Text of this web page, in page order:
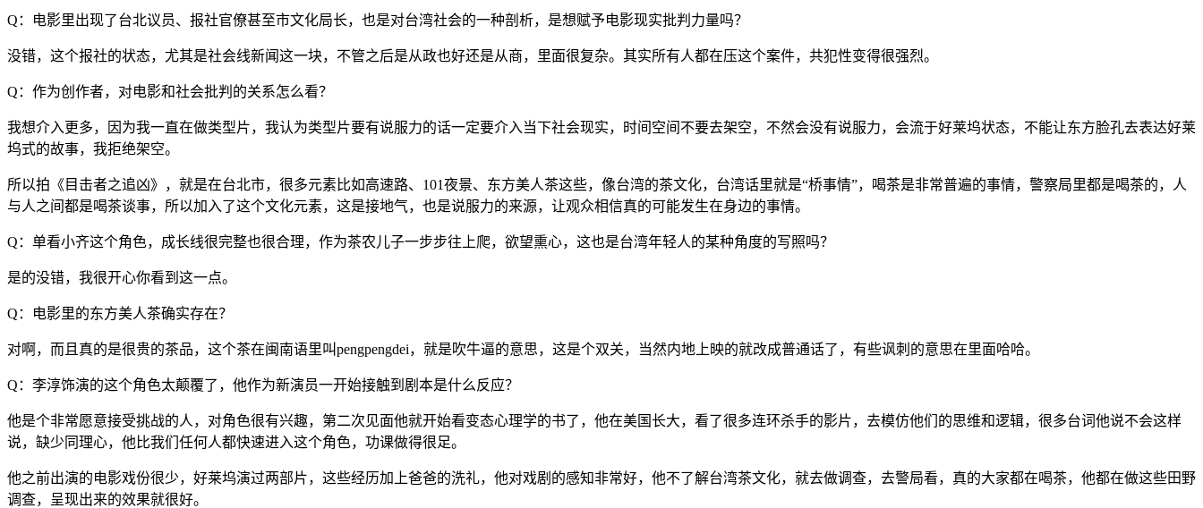
Q：电影里出现了台北议员、报社官僚甚至市文化局长，也是对台湾社会的一种剖析，是想赋予电影现实批判力量吗？
没错，这个报社的状态，尤其是社会线新闻这一块，不管之后是从政也好还是从商，里面很复杂。其实所有人都在压这个案件，共犯性变得很强烈。
Q：作为创作者，对电影和社会批判的关系怎么看？
我想介入更多，因为我一直在做类型片，我认为类型片要有说服力的话一定要介入当下社会现实，时间空间不要去架空，不然会没有说服力，会流于好莱坞状态，不能让东方脸孔去表达好莱
坞式的故事，我拒绝架空。
所以拍《目击者之追凶》，就是在台北市，很多元素比如高速路、101夜景、东方美人茶这些，像台湾的茶文化，台湾话里就是“桥事情”，喝茶是非常普遍的事情，警察局里都是喝茶的，人
与人之间都是喝茶谈事，所以加入了这个文化元素，这是接地气，也是说服力的来源，让观众相信真的可能发生在身边的事情。
Q：单看小齐这个角色，成长线很完整也很合理，作为茶农儿子一步步往上爬，欲望熏心，这也是台湾年轻人的某种角度的写照吗？
是的没错，我很开心你看到这一点。
Q：电影里的东方美人茶确实存在？
对啊，而且真的是很贵的茶品，这个茶在闽南语里叫pengpengdei，就是吹牛逼的意思，这是个双关，当然内地上映的就改成普通话了，有些讽刺的意思在里面哈哈。
Q：李淳饰演的这个角色太颠覆了，他作为新演员一开始接触到剧本是什么反应？
他是个非常愿意接受挑战的人，对角色很有兴趣，第二次见面他就开始看变态心理学的书了，他在美国长大，看了很多连环杀手的影片，去模仿他们的思维和逻辑，很多台词他说不会这样
说，缺少同理心，他比我们任何人都快速进入这个角色，功课做得很足。
他之前出演的电影戏份很少，好莱坞演过两部片，这些经历加上爸爸的洗礼，他对戏剧的感知非常好，他不了解台湾茶文化，就去做调查，去警局看，真的大家都在喝茶，他都在做这些田野
调查，呈现出来的效果就很好。